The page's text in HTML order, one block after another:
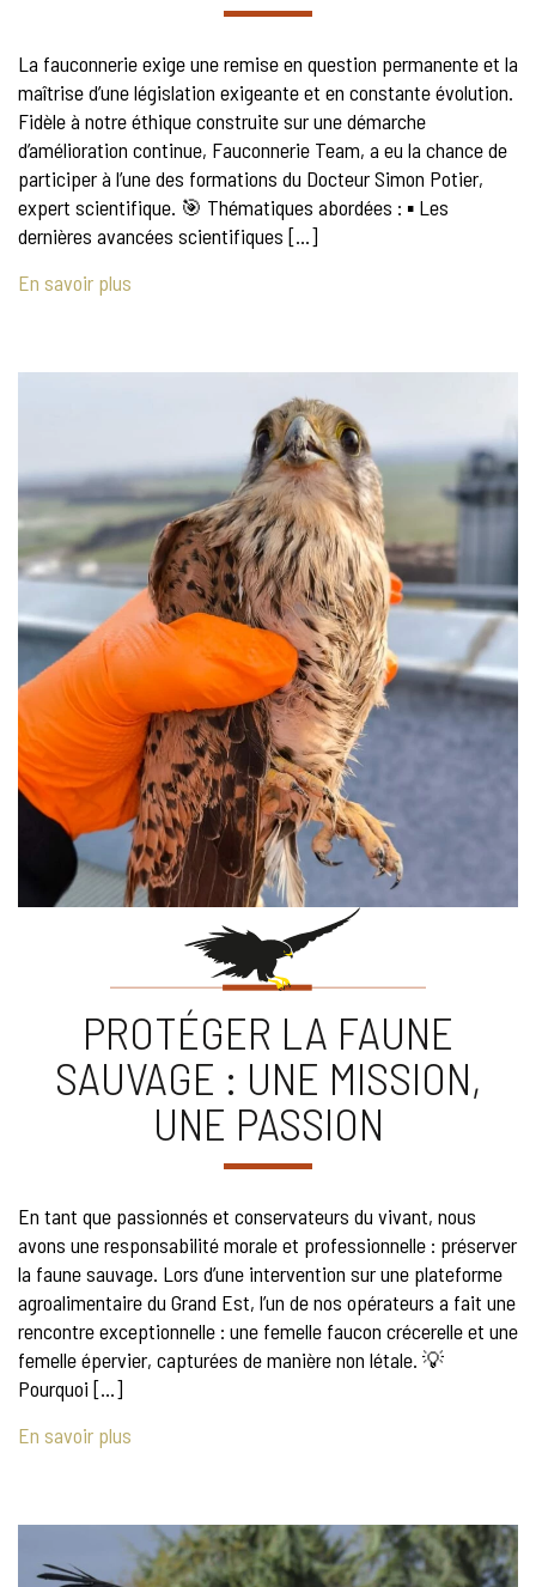
La fauconnerie exige une remise en question permanente et la
maîtrise d’une législation exigeante et en constante évolution.
Fidèle à notre éthique construite sur une démarche
d’amélioration continue, Fauconnerie Team, a eu la chance de
participer à l’une des formations du Docteur Simon Potier,
expert scientifique. 🎯 Thématiques abordées : ▪️ Les
dernières avancées scientifiques […]
En savoir plus
PROTÉGER LA FAUNE
SAUVAGE : UNE MISSION,
UNE PASSION
En tant que passionnés et conservateurs du vivant, nous
avons une responsabilité morale et professionnelle : préserver
la faune sauvage. Lors d’une intervention sur une plateforme
agroalimentaire du Grand Est, l’un de nos opérateurs a fait une
rencontre exceptionnelle : une femelle faucon crécerelle et une
femelle épervier, capturées de manière non létale. 💡
Pourquoi […]
En savoir plus